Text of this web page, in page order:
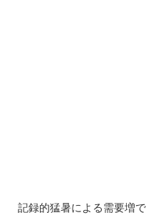
記録的猛暑による需要増